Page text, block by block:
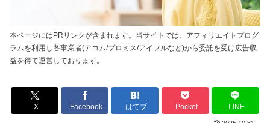
本ページにはPRリンクが含まれます。当サイトでは、アフィリエイトプログ
ラムを利用し各事業者(アコム/プロミス/アイフルなど)から委託を受け広告収
益を得て運営しております。
X Facebook はてブ Pocket LINE